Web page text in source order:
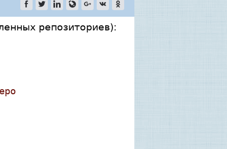
репозиториев):